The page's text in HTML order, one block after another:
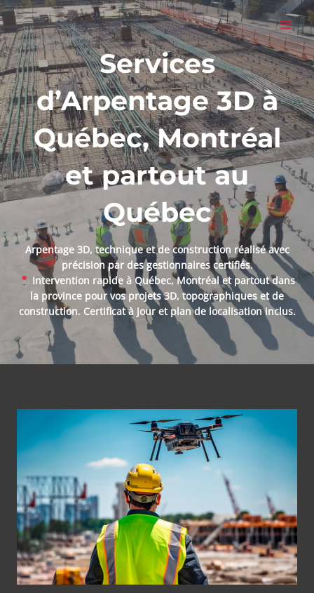
Aller
au
contenu
Services
d’Arpentage 3D à
Québec, Montréal
et partout au
Québec
Arpentage 3D, technique et de construction réalisé avec
précision par des gestionnaires certifiés.
Intervention rapide à Québec, Montréal et partout dans
la province pour vos projets 3D, topographiques et de
construction. Certificat à jour et plan de localisation inclus.